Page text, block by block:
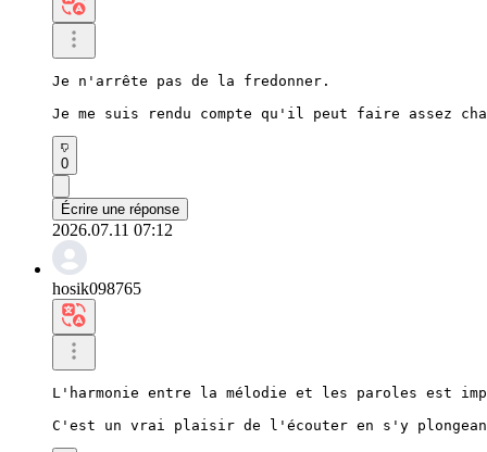
Je n'arrête pas de la fredonner.
Je me suis rendu compte qu'il peut faire assez
0
Écrire une réponse
2026.07.11 07:12
hosik098765
L'harmonie entre la mélodie et les paroles est
C'est un vrai plaisir de l'écouter en s'y